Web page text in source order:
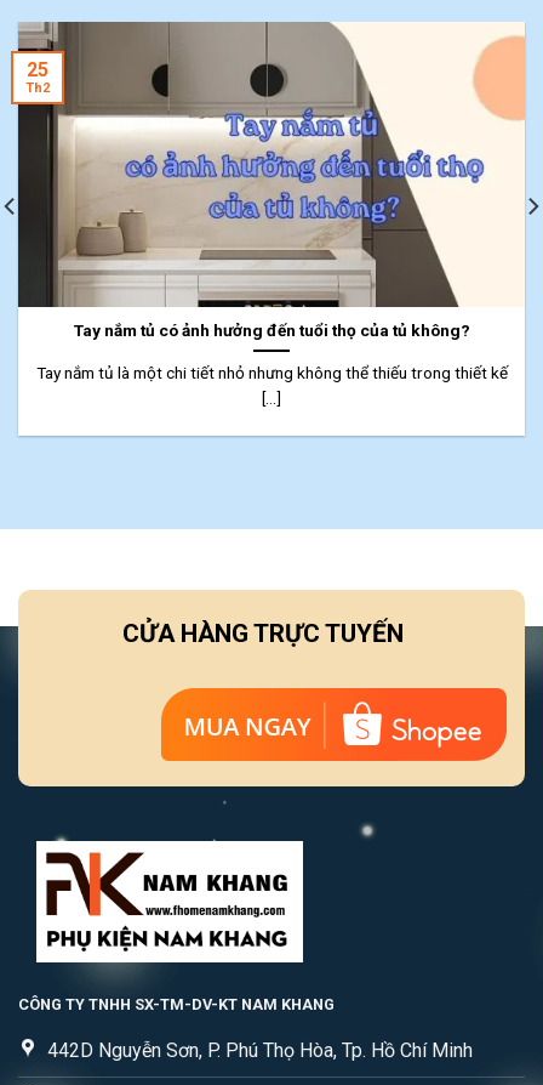
Tay nắm tủ có ảnh hưởng đến tuổi thọ của tủ không?
Tay nắm tủ là một chi tiết nhỏ nhưng không thể thiếu trong thiết kế
[...]
25
Th2
CỬA HÀNG TRỰC TUYẾN
CÔNG TY TNHH SX-TM-DV-KT NAM KHANG
442D Nguyễn Sơn, P. Phú Thọ Hòa, Tp. Hồ Chí Minh